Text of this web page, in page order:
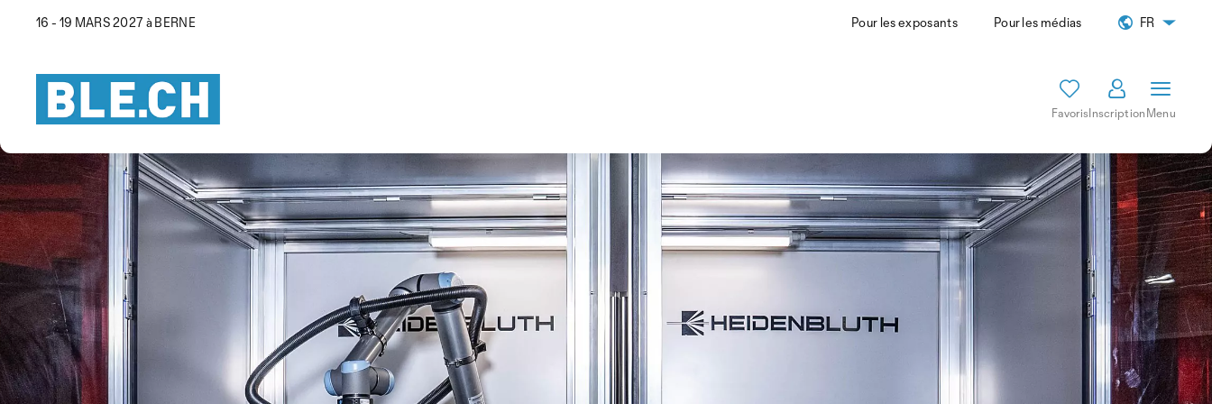
16 - 19 MARS 2027 à BERNE Pour les exposants Pour les médias FR
FavorisInscriptionMenu